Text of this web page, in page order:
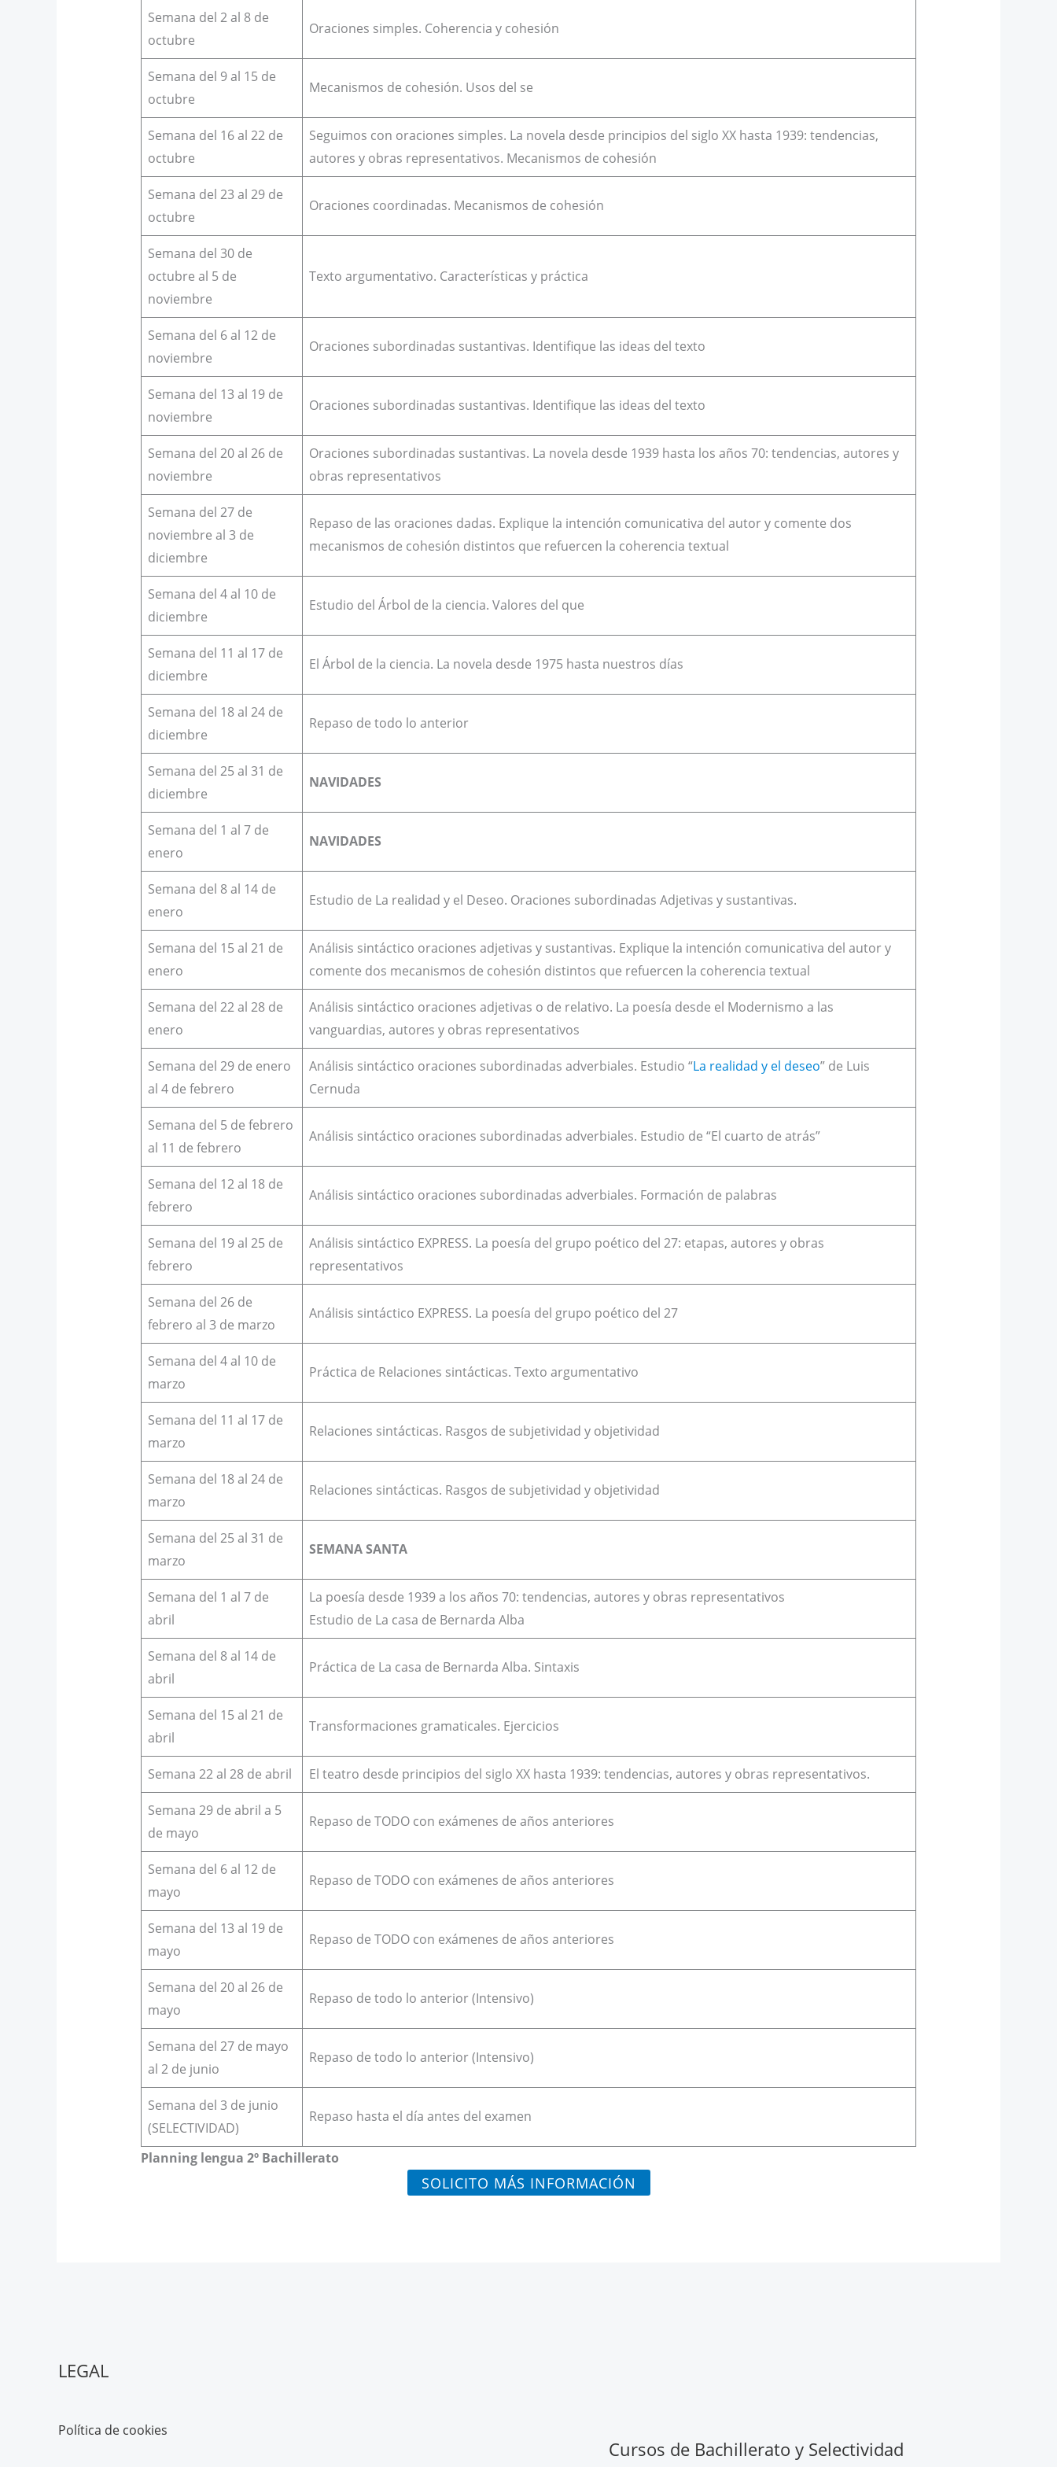
Semana del 2 al 8 de
octubre
Oraciones simples. Coherencia y cohesión
Semana del 9 al 15 de
octubre
Mecanismos de cohesión. Usos del se
Semana del 16 al 22 de
octubre
Seguimos con oraciones simples. La novela desde principios del siglo XX hasta 1939: tendencias,
autores y obras representativos. Mecanismos de cohesión
Semana del 23 al 29 de
octubre
Oraciones coordinadas. Mecanismos de cohesión
Semana del 30 de
octubre al 5 de
noviembre
Texto argumentativo. Características y práctica
Semana del 6 al 12 de
noviembre
Oraciones subordinadas sustantivas. Identifique las ideas del texto
Semana del 13 al 19 de
noviembre
Oraciones subordinadas sustantivas. Identifique las ideas del texto
Semana del 20 al 26 de
noviembre
Oraciones subordinadas sustantivas. La novela desde 1939 hasta los años 70: tendencias, autores y
obras representativos
Semana del 27 de
noviembre al 3 de
diciembre
Repaso de las oraciones dadas. Explique la intención comunicativa del autor y comente dos
mecanismos de cohesión distintos que refuercen la coherencia textual
Semana del 4 al 10 de
diciembre
Estudio del Árbol de la ciencia. Valores del que
Semana del 11 al 17 de
diciembre
El Árbol de la ciencia. La novela desde 1975 hasta nuestros días
Semana del 18 al 24 de
diciembre
Repaso de todo lo anterior
Semana del 25 al 31 de
diciembre
NAVIDADES
Semana del 1 al 7 de
enero
NAVIDADES
Semana del 8 al 14 de
enero
Estudio de La realidad y el Deseo. Oraciones subordinadas Adjetivas y sustantivas.
Semana del 15 al 21 de
enero
Análisis sintáctico oraciones adjetivas y sustantivas. Explique la intención comunicativa del autor y
comente dos mecanismos de cohesión distintos que refuercen la coherencia textual
Semana del 22 al 28 de
enero
Análisis sintáctico oraciones adjetivas o de relativo. La poesía desde el Modernismo a las
vanguardias, autores y obras representativos
Semana del 29 de enero
al 4 de febrero
Análisis sintáctico oraciones subordinadas adverbiales. Estudio “La realidad y el deseo” de Luis
Cernuda
Semana del 5 de febrero
al 11 de febrero
Análisis sintáctico oraciones subordinadas adverbiales. Estudio de “El cuarto de atrás”
Semana del 12 al 18 de
febrero
Análisis sintáctico oraciones subordinadas adverbiales. Formación de palabras
Semana del 19 al 25 de
febrero
Análisis sintáctico EXPRESS. La poesía del grupo poético del 27: etapas, autores y obras
representativos
Semana del 26 de
febrero al 3 de marzo
Análisis sintáctico EXPRESS. La poesía del grupo poético del 27
Semana del 4 al 10 de
marzo
Práctica de Relaciones sintácticas. Texto argumentativo
Semana del 11 al 17 de
marzo
Relaciones sintácticas. Rasgos de subjetividad y objetividad
Semana del 18 al 24 de
marzo
Relaciones sintácticas. Rasgos de subjetividad y objetividad
Semana del 25 al 31 de
marzo
SEMANA SANTA
Semana del 1 al 7 de
abril
La poesía desde 1939 a los años 70: tendencias, autores y obras representativos
Estudio de La casa de Bernarda Alba
Semana del 8 al 14 de
abril
Práctica de La casa de Bernarda Alba. Sintaxis
Semana del 15 al 21 de
abril
Transformaciones gramaticales. Ejercicios
Semana 22 al 28 de abril El teatro desde principios del siglo XX hasta 1939: tendencias, autores y obras representativos.
Semana 29 de abril a 5
de mayo
Repaso de TODO con exámenes de años anteriores
Semana del 6 al 12 de
mayo
Repaso de TODO con exámenes de años anteriores
Semana del 13 al 19 de
mayo
Repaso de TODO con exámenes de años anteriores
Semana del 20 al 26 de
mayo
Repaso de todo lo anterior (Intensivo)
Semana del 27 de mayo
al 2 de junio
Repaso de todo lo anterior (Intensivo)
Semana del 3 de junio
(SELECTIVIDAD)
Repaso hasta el día antes del examen
Planning lengua 2º Bachillerato
SOLICITO MÁS INFORMACIÓN
LEGAL
Política de cookies
Cursos de Bachillerato y Selectividad